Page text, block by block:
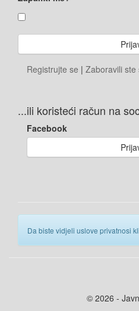
Registrujte se | Zaboravili ste
...ili koristeći račun na
Facebook
Da biste vidjeli uslove privatnosi
© 2026 -